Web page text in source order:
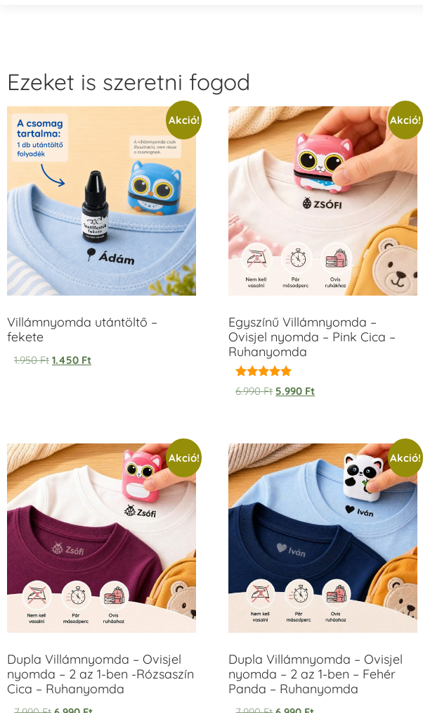
Ezeket is szeretni fogod
Akció!
Villámnyomda utántöltő –
fekete
1.950Ft 1.450 Ft
Akció!
Egyszínű Villámnyomda –
Ovisjel nyomda – Pink Cica –
Ruhanyomda
Értékelés:
5.00
6.990Ft 5.990 Ft
Akció!
Dupla Villámnyomda – Ovisjel
nyomda – 2 az 1-ben -Rózsaszín
Cica – Ruhanyomda
Akció!
Dupla Villámnyomda – Ovisjel
nyomda – 2 az 1-ben – Fehér
Panda – Ruhanyomda